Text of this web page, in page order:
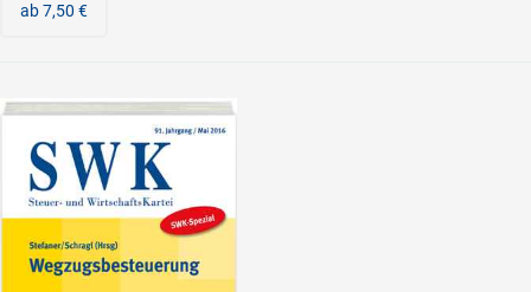
ab 7,50 €